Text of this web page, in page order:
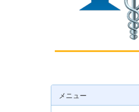
メニュー